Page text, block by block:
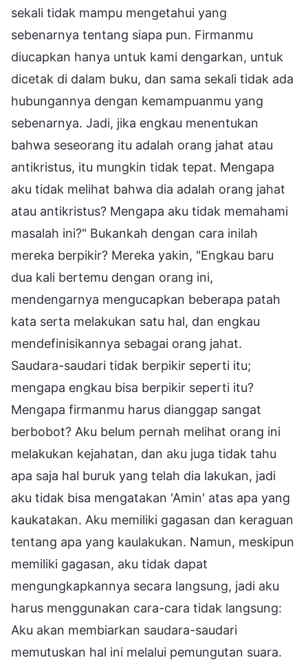
sekali tidak mampu mengetahui yang
sebenarnya tentang siapa pun. Firmanmu
diucapkan hanya untuk kami dengarkan, untuk
dicetak di dalam buku, dan sama sekali tidak ada
hubungannya dengan kemampuanmu yang
sebenarnya. Jadi, jika engkau menentukan
bahwa seseorang itu adalah orang jahat atau
antikristus, itu mungkin tidak tepat. Mengapa
aku tidak melihat bahwa dia adalah orang jahat
atau antikristus? Mengapa aku tidak memahami
masalah ini?" Bukankah dengan cara inilah
mereka berpikir? Mereka yakin, "Engkau baru
dua kali bertemu dengan orang ini,
mendengarnya mengucapkan beberapa patah
kata serta melakukan satu hal, dan engkau
mendefinisikannya sebagai orang jahat.
Saudara-saudari tidak berpikir seperti itu;
mengapa engkau bisa berpikir seperti itu?
Mengapa firmanmu harus dianggap sangat
berbobot? Aku belum pernah melihat orang ini
melakukan kejahatan, dan aku juga tidak tahu
apa saja hal buruk yang telah dia lakukan, jadi
aku tidak bisa mengatakan 'Amin' atas apa yang
kaukatakan. Aku memiliki gagasan dan keraguan
tentang apa yang kaulakukan. Namun, meskipun
memiliki gagasan, aku tidak dapat
mengungkapkannya secara langsung, jadi aku
harus menggunakan cara-cara tidak langsung:
Aku akan membiarkan saudara-saudari
memutuskan hal ini melalui pemungutan suara.